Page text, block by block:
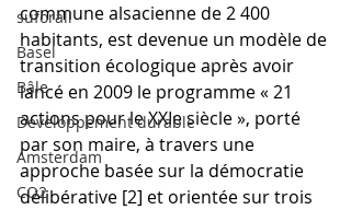
suforall
Basel
Bâle
Développement durable
Amsterdam
CO2
commune alsacienne de 2 400
habitants, est devenue un modèle de
transition écologique après avoir
lancé en 2009 le programme « 21
actions pour le XXIe siècle », porté
par son maire, à travers une
approche basée sur la démocratie
délibérative [2] et orientée sur trois